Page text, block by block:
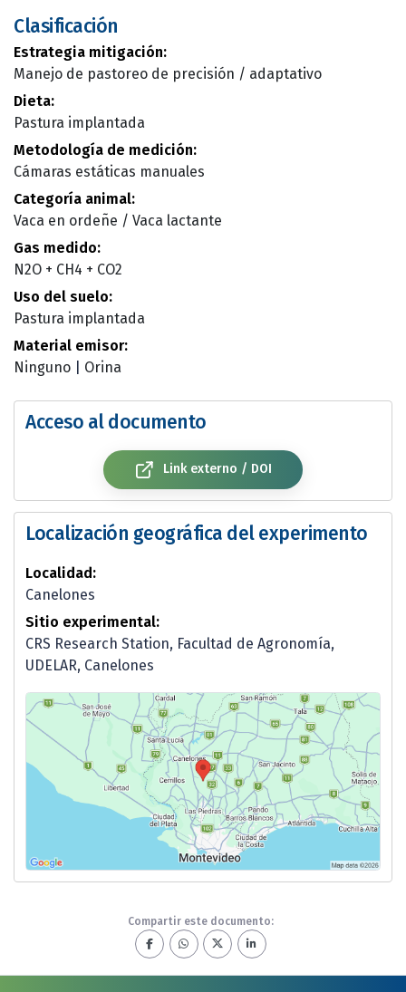
Clasificación
Estrategia mitigación:
Manejo de pastoreo de precisión / adaptativo
Dieta:
Pastura implantada
Metodología de medición:
Cámaras estáticas manuales
Categoría animal:
Vaca en ordeñe / Vaca lactante
Gas medido:
N2O + CH4 + CO2
Uso del suelo:
Pastura implantada
Material emisor:
Ninguno
Orina
Acceso al documento
Link externo / DOI
Localización geográfica del experimento
Localidad:
Canelones
Sitio experimental:
CRS Research Station, Facultad de Agronomía,
UDELAR, Canelones
Compartir este documento: